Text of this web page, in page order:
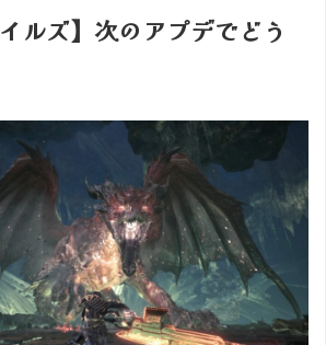
ルズ】次のアプデでどう